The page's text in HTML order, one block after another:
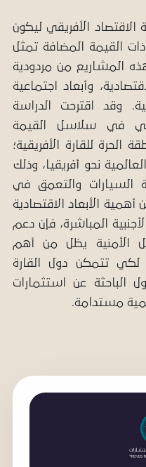
الأفريقي ليكون
القيمة المضافة تمثل
المشاريع من مردودية
وأبعاد اجتماعية
وقد اقترحت الدراسة
في سلاسل القيمة
الحرة للقارة الأفريقية؛
نحو أفريقيا، وذلك
السيارات والتعمق في
الأبعاد الاقتصادية
المباشرة، فإن دعم
الأمنية يظل من أهم
لكي تتمكن دول القارة
الباحثة عن استثمارات
مستدامة.